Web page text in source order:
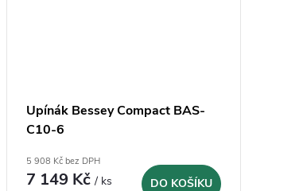
Upínák Bessey Compact BAS-
C10-6
5 908 Kč bez DPH
7 149 Kč/ ks DO KOŠÍKU